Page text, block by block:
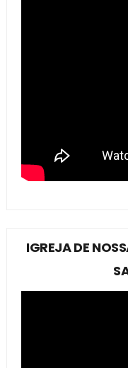
IGREJA DE